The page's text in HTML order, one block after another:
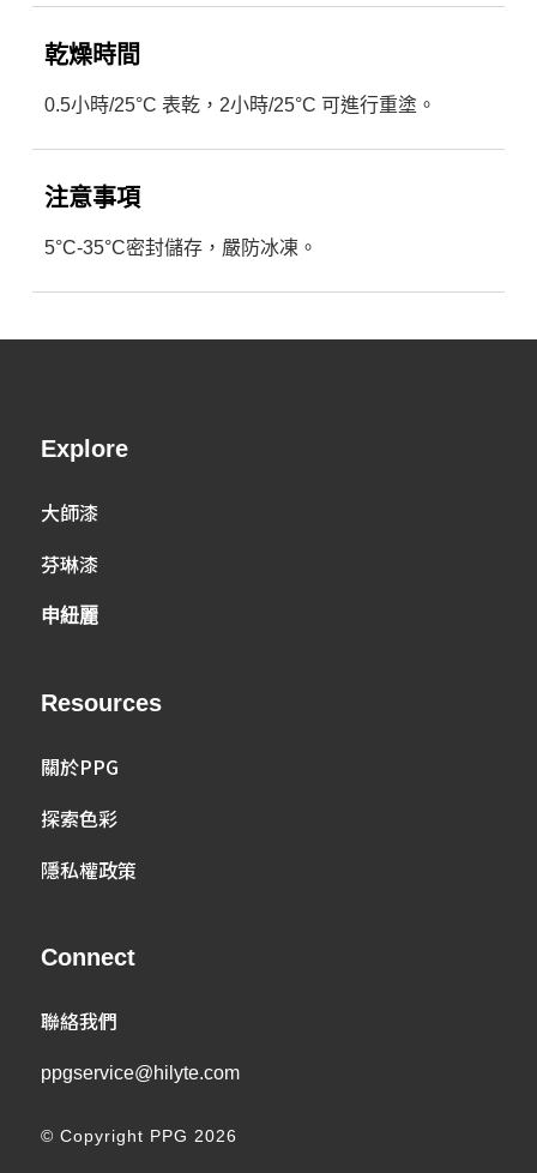
乾燥時間
0.5小時/25°C 表乾，2小時/25°C 可進行重塗。
注意事項
5°C-35°C密封儲存，嚴防冰凍。
Explore
大師漆
芬琳漆
申紐麗
Resources
關於PPG
探索色彩
隱私權政策
Connect
聯絡我們
ppgservice@hilyte.com
© Copyright PPG 2026